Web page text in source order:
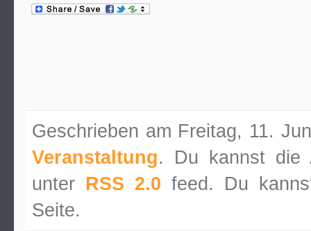
Geschrieben am Freitag, 11.
Veranstaltung. Du kannst die
unter RSS 2.0 feed. Du
Seite.